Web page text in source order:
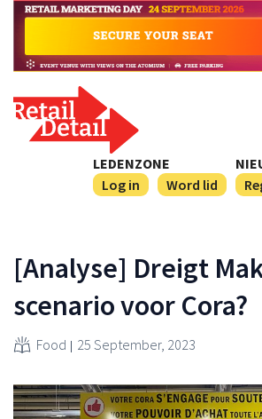
LEDENZONE
Log in
Word lid
[Analyse] Dreigt
scenario voor Cora?
Food 25 September, 2023